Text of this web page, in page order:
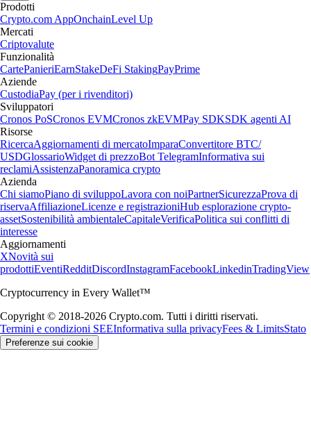
Prodotti
Crypto.com AppOnchainLevel Up
Mercati
Criptovalute
Funzionalità
CartePanieriEarnStakeDeFi StakingPayPrime
Aziende
CustodiaPay (per i rivenditori)
Sviluppatori
Cronos PoSCronos EVMCronos zkEVMPay SDKSDK agenti AI
Risorse
RicercaAggiornamenti di mercatoImparaConvertitore BTC/
USDGlossarioWidget di prezzoBot TelegramInformativa sui
reclamiAssistenzaPanoramica crypto
Azienda
Chi siamoPiano di sviluppoLavora con noiPartnerSicurezzaProva di
riservaAffiliazioneLicenze e registrazioniHub esplorazione crypto-
assetSostenibilità ambientaleCapitaleVerificaPolitica sui conflitti di
interesse
Aggiornamenti
XNovità sui
prodottiEventiRedditDiscordInstagramFacebookLinkedinTradingView
Cryptocurrency in Every Wallet™
Copyright © 2018-2026 Crypto.com. Tutti i diritti riservati.
Termini e condizioni SEEInformativa sulla privacyFees & LimitsStato
Preferenze sui cookie